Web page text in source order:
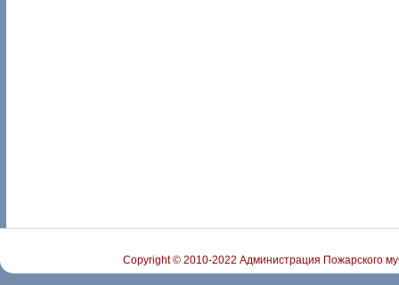
Copyright © 2010-2022 Администрация Пожарского